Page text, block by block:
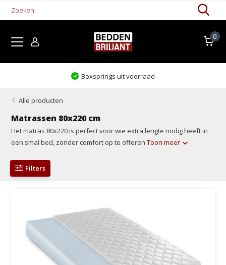
0
Boxsprings uit voorraad
Alle producten
Matrassen 80x220 cm
Het matras 80x220 is perfect voor wie extra lengte nodig heeft in
een smal bed, zonder comfort op te offerenToon meer
Filters